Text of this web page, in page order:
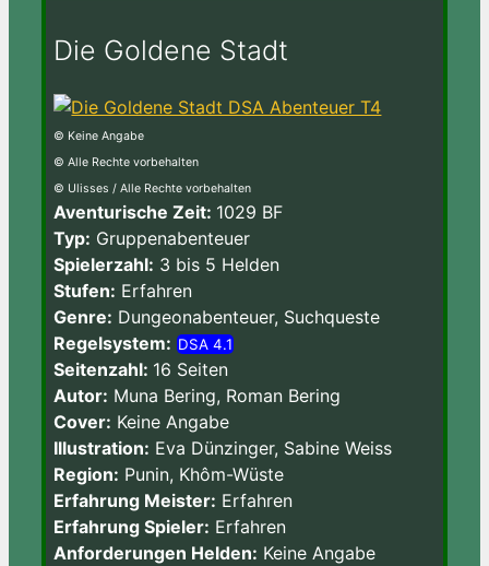
Die Goldene Stadt
© Keine Angabe
© Alle Rechte vorbehalten
© Ulisses / Alle Rechte vorbehalten
Aventurische Zeit: 1029 BF
Typ: Gruppenabenteuer
Spielerzahl: 3 bis 5 Helden
Stufen: Erfahren
Genre: Dungeonabenteuer, Suchqueste
Regelsystem: DSA 4.1
Seitenzahl: 16 Seiten
Autor: Muna Bering, Roman Bering
Cover: Keine Angabe
Illustration: Eva Dünzinger, Sabine Weiss
Region: Punin, Khôm-Wüste
Erfahrung Meister: Erfahren
Erfahrung Spieler: Erfahren
Anforderungen Helden: Keine Angabe